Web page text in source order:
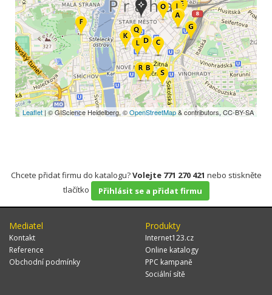
Leaflet| © GIScience Heidelberg, ©OpenStreetMap& contributors, CC-BY-SA
Chcete přidat firmu do katalogu?Volejte 771 270 421 nebo stiskněte
tlačítko
Přihlásit se a přidat firmu
Mediatel
Kontakt
Reference
Obchodní podmínky
Produkty
Internet123.cz
Online katalogy
PPC kampaně
Sociální sítě